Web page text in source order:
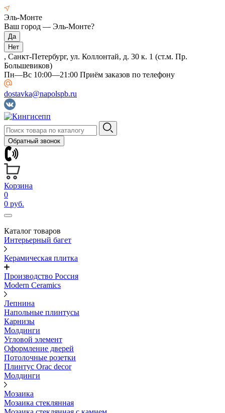
Эль-Монте
Ваш город — Эль-Монте?
, Санкт-Петербург, ул. Коллонтай, д. 30 к. 1 (ст.м. Пр.
Большевиков)
Пн—Вс 10:00—21:00 Приём заказов по телефону
dostavka@napolspb.ru
Обратный звонок
Корзина
0
0 руб.
Каталог товаров
Интерьерный багет
Керамическая плитка
Производство Россия
Modern Ceramics
Лепнина
Напольные плинтусы
Карнизы
Молдинги
Угловой элемент
Оформление дверей
Потолочные розетки
Плинтус Orac decor
Молдинги
Мозаика
Мозаика стеклянная